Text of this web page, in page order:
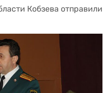
Кобзева отправили